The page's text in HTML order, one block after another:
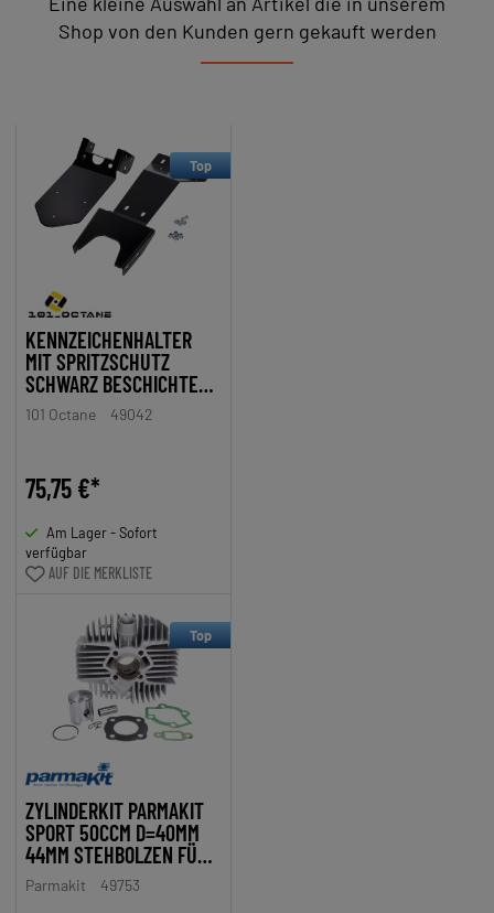
Shop von den Kunden gern gekauft werden
Top
KENNZEICHENHALTER
MIT SPRITZSCHUTZ
SCHWARZ BESCHICHTET
FÜR RIEJU MRT 50 2005-
2020
101 Octane 49042
75,75 €*
Am Lager - Sofort
verfügbar
AUF DIE MERKLISTE
Top
ZYLINDERKIT PARMAKIT
SPORT 50CCM D=40MM
44MM STEHBOLZEN FÜR
KREIDLER FLORETT RS,
RMC, RM, FLORY MF20,
Parmakit 49753